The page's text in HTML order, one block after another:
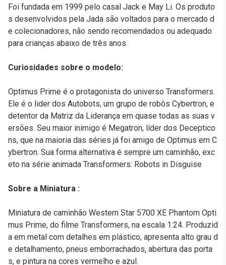
Foi fundada em 1999 pelo casal Jack e May Li. Os produto
s desenvolvidos pela Jada são voltados para o mercado d
e colecionadores, não sendo recomendados ou adequado
para crianças abaixo de três anos.
Curiosidades sobre o modelo:
Optimus Prime é o protagonista do universo Transformers.
Ele é o lider dos Autobots, um grupo de robôs Cybertron, e
detentor da Matriz da Liderança em quase todas as suas v
ersões. Seu maior inimigo é Megatron, líder dos Deceptico
ns, que na maioria das séries já foi amigo de Optimus em C
ybertron. Sua forma alternativa é sempre um caminhão, exc
eto na série animada Transformers: Robots in Disguise
Sobre a Miniatura :
Miniatura de caminhão Western Star 5700 XE Phantom Opti
mus Prime, do filme Transformers, na escala 1:24. Produzid
a em metal com detalhes em plástico, apresenta alto grau d
e detalhamento, pneus emborrachados, abertura das porta
s, e pintura na cores vermelho e azul.